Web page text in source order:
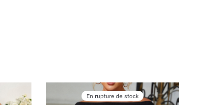
En rupture de stock